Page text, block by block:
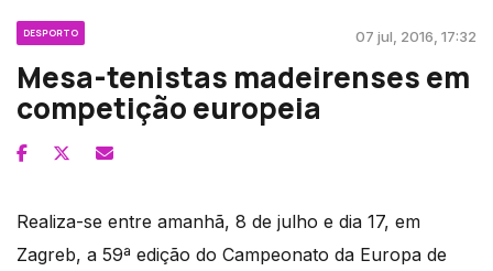
DESPORTO 07 jul, 2016, 17:32
Mesa-tenistas madeirenses em
competição europeia
Realiza-se entre amanhã, 8 de julho e dia 17, em
Zagreb, a 59ª edição do Campeonato da Europa de